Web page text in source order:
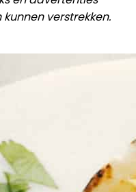
verstrekken.